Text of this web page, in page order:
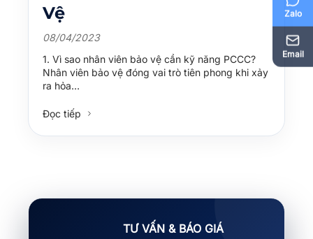
Zalo
Email
Vệ
08/04/2023
1. Vì sao nhân viên bảo vệ cần kỹ năng PCCC?
Nhân viên bảo vệ đóng vai trò tiên phong khi xảy
ra hỏa…
Đọc tiếp
TƯ VẤN & BÁO GIÁ